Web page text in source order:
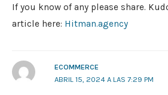
If you know of any please share.
article here: Hitman.agency
ECOMMERCE
ABRIL 15, 2024 A LAS 7:29 PM